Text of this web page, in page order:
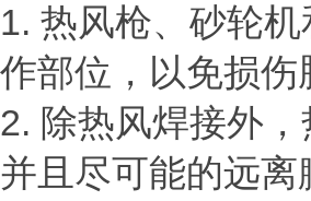
1. 热风枪、砂轮
作部位，以免损
2. 除热风焊接外
并且尽可能的远